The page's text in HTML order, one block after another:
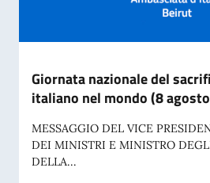
Giornata nazionale del
italiano nel mondo (8
MESSAGGIO DEL VICE
DEI MINISTRI E MINISTRO
DELLA...